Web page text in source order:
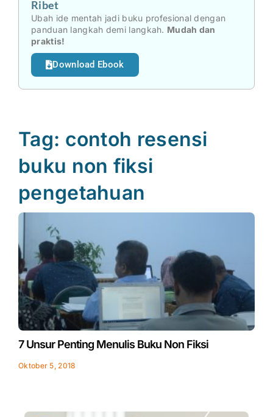
Ribet
Ubah ide mentah jadi buku profesional dengan
panduan langkah demi langkah. Mudah dan
praktis!
Download Ebook
Tag: contoh resensi
buku non fiksi
pengetahuan
7 Unsur Penting Menulis Buku Non Fiksi
Oktober 5, 2018